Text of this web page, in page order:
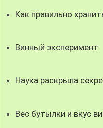
Как правильно
Винный эксперимент
Наука раскрыла
Вес бутылки и вкус